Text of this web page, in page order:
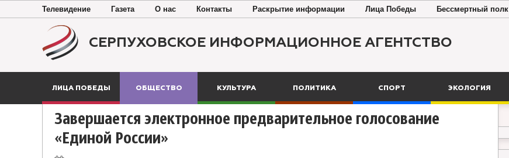
Телевидение Газета О нас Контакты Раскрытие информации Лица Победы Бессмертный полк
СЕРПУХОВСКОЕ ИНФОРМАЦИОННОЕ АГЕНТСТВО
ЛИЦА ПОБЕДЫ ОБЩЕСТВО КУЛЬТУРА ПОЛИТИКА СПОРТ ЭКОЛОГИЯ
‎Завершается электронное предварительное голосование
«Единой России»